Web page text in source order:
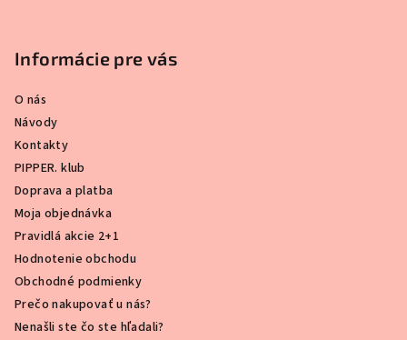
Informácie pre vás
O nás
Návody
Kontakty
PIPPER. klub
Doprava a platba
Moja objednávka
Pravidlá akcie 2+1
Hodnotenie obchodu
Obchodné podmienky
Prečo nakupovať u nás?
Nenašli ste čo ste hľadali?